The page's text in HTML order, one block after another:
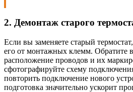
2. Демонтаж старого
Если вы заменяете старый
его от монтажных клемм. Обратите
расположение проводов и их
сфотографируйте схему
повторить подключение нового
подготовка значительно ускорит